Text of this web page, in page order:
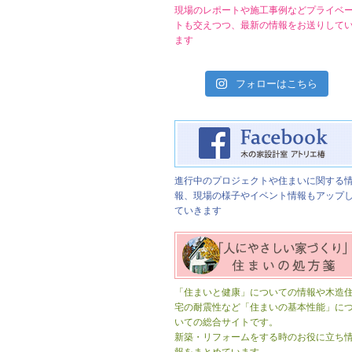
現場のレポートや施工事例などプライベー
トも交えつつ、最新の情報をお送りして
ます
フォローはこちら
進行中のプロジェクトや住まいに関する
報、現場の様子やイベント情報もアップし
ていきます
「住まいと健康」についての情報や木造
宅の耐震性など「住まいの基本性能」につ
いての総合サイトです。
新築・リフォームをする時のお役に立ち